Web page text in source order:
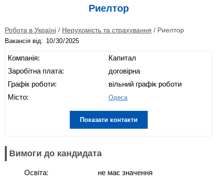
Риелтор
Робота в Україні / Нерухомість та страхування / Риелтор
Вакансія від:
Компанія:
Заробітна плата:
Графік роботи:
Місто:
Капитал
договірна
вільний графік роботи
Одеса
Показати контакти
Вимоги до кандидата
Освіта:
не має значення